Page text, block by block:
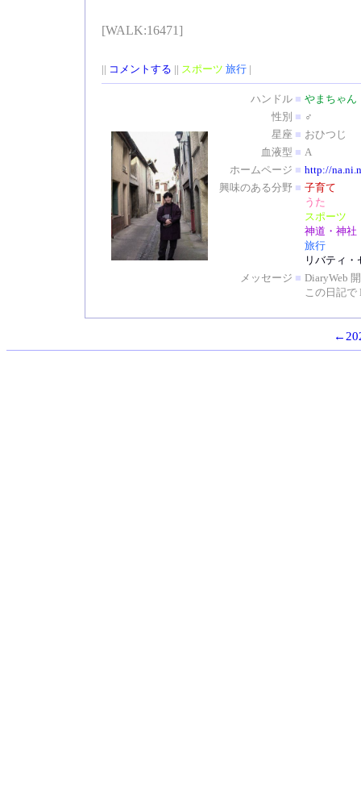
[WALK:16471]
|| コメントする || スポーツ 旅行|
ハンドル ■ やまちゃん
性別 ■ ♂
星座 ■ おひつじ
血液型 ■ A
ホームページ ■ http://
興味のある分野 ■ 子育て
うた
スポーツ
神道・神社
旅行
リバティ
メッセージ ■ DiaryWeb
この日記